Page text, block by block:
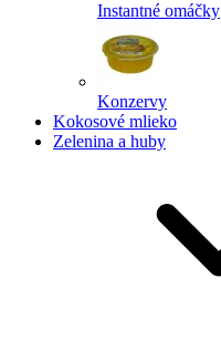
Instantné omáčky
Konzervy
Kokosové mlieko
Zelenina a huby